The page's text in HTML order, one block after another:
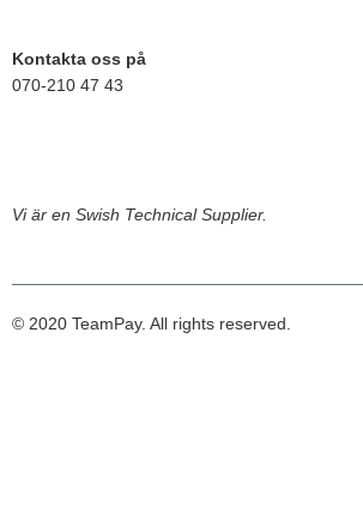
Kontakta oss på
070-210 47 43
Vi är en Swish Technical Supplier.
© 2020 TeamPay. All rights reserved.